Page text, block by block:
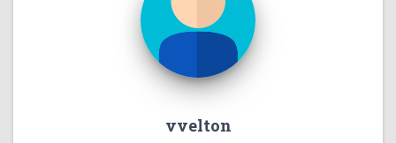
vvelton